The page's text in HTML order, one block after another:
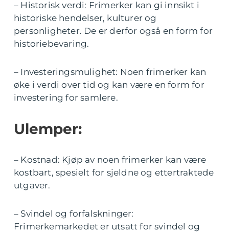
– Historisk verdi: Frimerker kan gi innsikt i
historiske hendelser, kulturer og
personligheter. De er derfor også en form for
historiebevaring.
– Investeringsmulighet: Noen frimerker kan
øke i verdi over tid og kan være en form for
investering for samlere.
Ulemper:
– Kostnad: Kjøp av noen frimerker kan være
kostbart, spesielt for sjeldne og ettertraktede
utgaver.
– Svindel og forfalskninger:
Frimerkemarkedet er utsatt for svindel og